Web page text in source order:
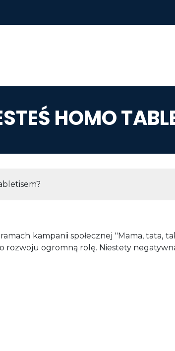
HOMO
kampanii społecznej "Mama, tata,
rozwoju ogromną rolę. Niestety